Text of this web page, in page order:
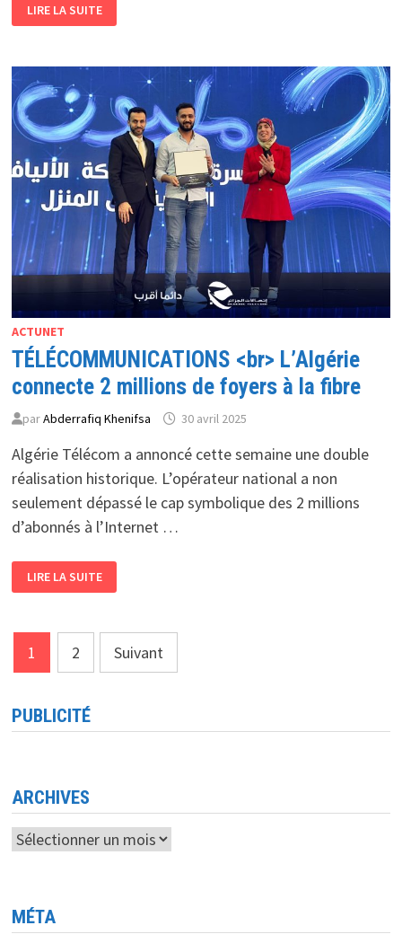
DE
L’UNIVERSITÉ
SECTEUR
DE
L’ENSEIGNEMENT
SUPÉRIEUR
SE
DOTE
DE
NOUVELLES
PLATEFORMES
NUMÉRIQUES
LIRE LA SUITE
ACTUNET
TÉLÉCOMMUNICATIONS <br> L’Algérie
connecte 2 millions de foyers à la fibre
parAbderrafiq Khenifsa 30 avril 2025
Algérie Télécom a annoncé cette semaine une double
réalisation historique. L’opérateur national a non
seulement dépassé le cap symbolique des 2 millions
d’abonnés à l’Internet …
<BR>
L’ALGÉRIE
MILLIONS
DE
FOYERS
À
LIRE LA SUITE
Pagination
des
publications
1 2 Suivant
PUBLICITÉ
ARCHIVES
Archives
MÉTA